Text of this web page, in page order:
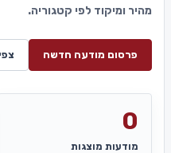
מהיר ומיקוד לפי קטגוריה.
פרסום מודעה חדשה
0
מודעות מוצגות